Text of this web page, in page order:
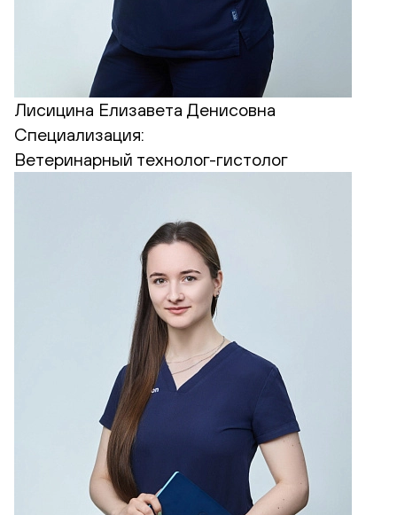
Лисицина Елизавета Денисовна
Специализация:
Ветеринарный технолог-гистолог